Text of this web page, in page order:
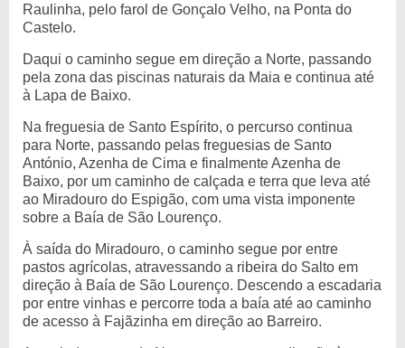
Raulinha, pelo farol de Gonçalo Velho, na Ponta do
Castelo.
Daqui o caminho segue em direção a Norte, passando
pela zona das piscinas naturais da Maia e continua até
à Lapa de Baixo.
Na freguesia de Santo Espírito, o percurso continua
para Norte, passando pelas freguesias de Santo
António, Azenha de Cima e finalmente Azenha de
Baixo, por um caminho de calçada e terra que leva até
ao Miradouro do Espigão, com uma vista imponente
sobre a Baía de São Lourenço.
À saída do Miradouro, o caminho segue por entre
pastos agrícolas, atravessando a ribeira do Salto em
direção à Baía de São Lourenço. Descendo a escadaria
por entre vinhas e percorre toda a baía até ao caminho
de acesso à Fajãzinha em direção ao Barreiro.